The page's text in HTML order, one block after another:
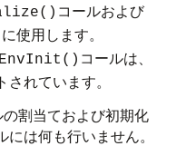
コールおよび
使用します。
コールは、
れています。
割当ておよび初期化
は何も行いません。